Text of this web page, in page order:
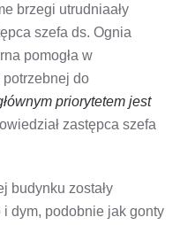
brzegi utrudniaały
szefa ds. Ognia
pomogła w
do
priorytetem jest
zastępca szefa
budynku zostały
dym, podobnie jak gonty